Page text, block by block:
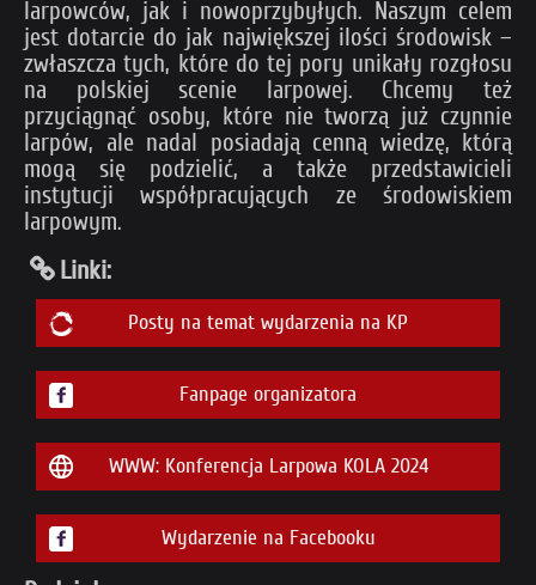
larpowców, jak i nowoprzybyłych. Naszym celem
jest dotarcie do jak największej ilości środowisk –
zwłaszcza tych, które do tej pory unikały rozgłosu
na polskiej scenie larpowej. Chcemy też
przyciągnąć osoby, które nie tworzą już czynnie
larpów, ale nadal posiadają cenną wiedzę, którą
mogą się podzielić, a także przedstawicieli
instytucji współpracujących ze środowiskiem
larpowym.
Linki:
Posty na temat wydarzenia na KP
Fanpage organizatora
WWW: Konferencja Larpowa KOLA 2024
Wydarzenie na Facebooku